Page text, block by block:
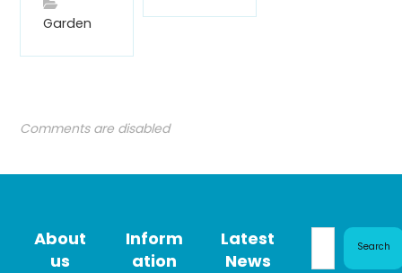
Garden
Comments are disabled
About
us
Inform
ation
Latest
News
Search